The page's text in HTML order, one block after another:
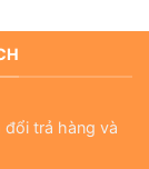
đổi trả hàng và